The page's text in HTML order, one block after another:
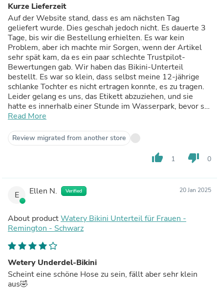
Kurze Lieferzeit
Auf der Website stand, dass es am nächsten Tag
geliefert wurde. Dies geschah jedoch nicht. Es dauerte 3
Tage, bis wir die Bestellung erhielten. Es war kein
Problem, aber ich machte mir Sorgen, wenn der Artikel
sehr spät kam, da es ein paar schlechte Trustpilot-
Bewertungen gab. Wir haben das Bikini-Unterteil
bestellt. Es war so klein, dass selbst meine 12-jährige
schlanke Tochter es nicht ertragen konnte, es zu tragen.
Leider gelang es uns, das Etikett abzuziehen, und sie
hatte es innerhalb einer Stunde im Wasserpark, bevor sie
aufgeben musste. Ansonsten schien es von guter
Read More
Review migrated from another store
thumb_up 1 thumb_down 0
E Ellen N. Verified 20 Jan 2025
About productWatery Bikini Unterteil für Frauen -
Remington - Schwarz
Wetery Underdel-Bikini
Scheint eine schöne Hose zu sein, fällt aber sehr klein
aus🤣